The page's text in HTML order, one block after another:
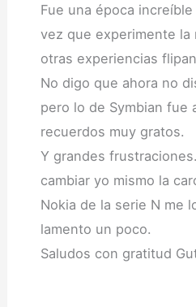
Fue una época
vez que experimente la
otras experiencias
No digo que ahora no
pero lo de Symbian fue
recuerdos muy gratos.
Y grandes
cambiar yo mismo la
Nokia de la serie N me
lamento un poco.
Saludos con gratitud